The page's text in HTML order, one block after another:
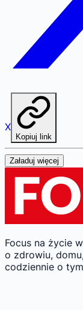
X
Kopiuj link
Załaduj więcej
Focus na życie
o zdrowiu,
codziennie o